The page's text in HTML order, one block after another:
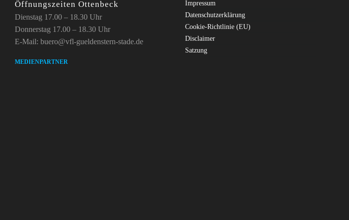
Öffnungszeiten Ottenbeck
Dienstag 17.00 – 18.30 Uhr
Donnerstag 17.00 – 18.30 Uhr
E-Mail: buero@vfl-gueldenstern-stade.de
MEDIENPARTNER
Impressum
Datenschutzerklärung
Cookie-Richtlinie (EU)
Disclaimer
Satzung